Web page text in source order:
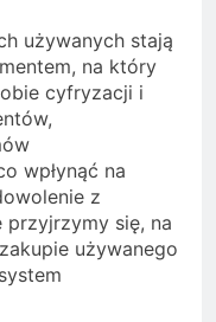
używanych stają
na który
cyfryzacji i
wpłynąć na
z
przyjrzymy się, na
używanego